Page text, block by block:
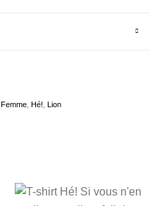
Femme, Hé!, Lion